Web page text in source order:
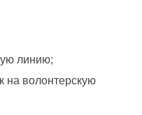
линию;
на волонтерскую